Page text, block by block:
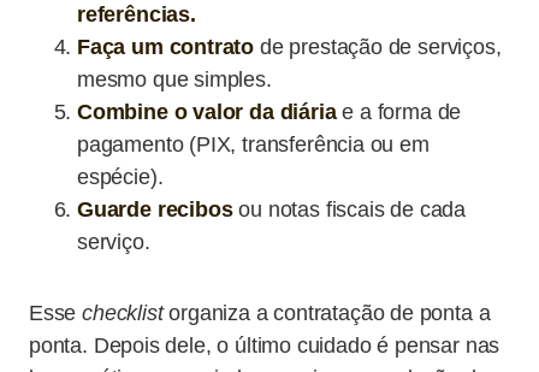
referências.
Faça um contrato de prestação de serviços,
mesmo que simples.
Combine o valor da diáriae a forma de
pagamento (PIX, transferência ou em
espécie).
Guarde recibosou notas fiscais de cada
serviço.
Essechecklistorganiza a contratação de ponta a
ponta. Depois dele, o último cuidado é pensar nas